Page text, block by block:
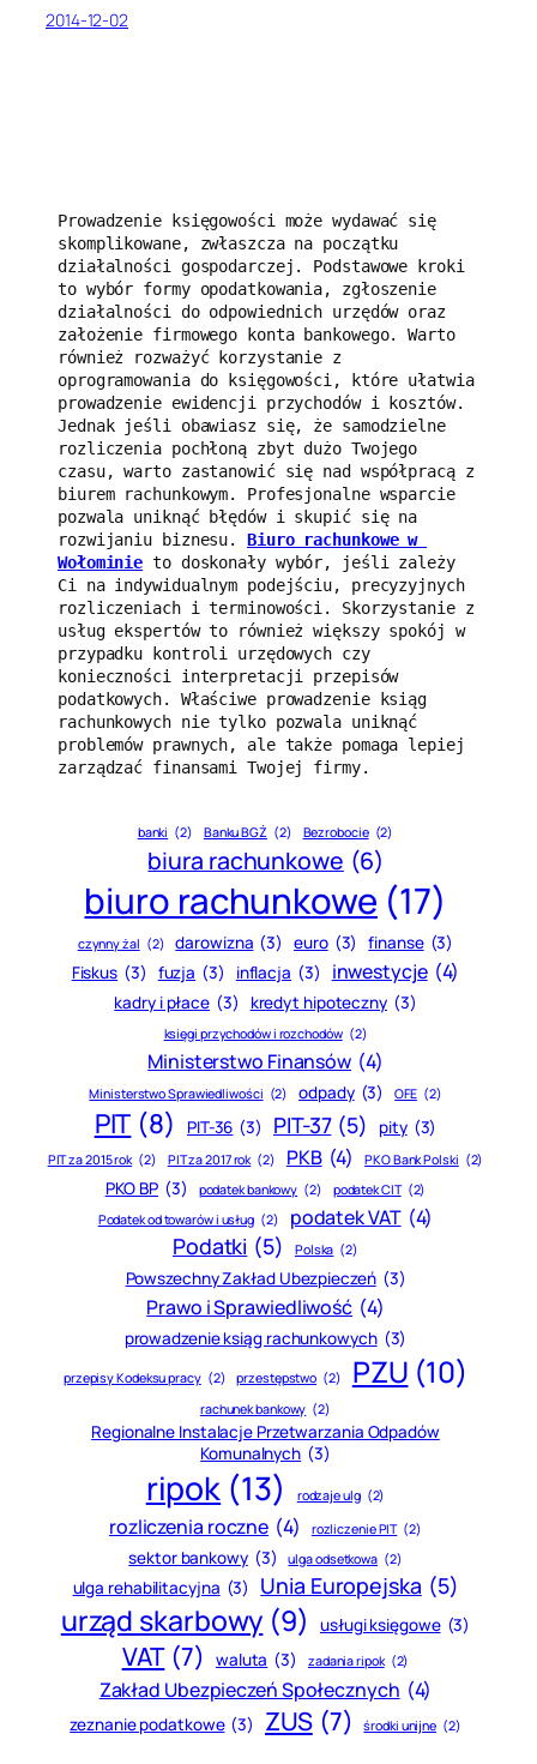
2014-12-02
Prowadzenie księgowości może wydawać się
skomplikowane, zwłaszcza na początku
działalności gospodarczej. Podstawowe kroki
to wybór formy opodatkowania, zgłoszenie
działalności do odpowiednich urzędów oraz
założenie firmowego konta bankowego. Warto
również rozważyć korzystanie z
oprogramowania do księgowości, które ułatwia
prowadzenie ewidencji przychodów i kosztów.
Jednak jeśli obawiasz się, że samodzielne
rozliczenia pochłoną zbyt dużo Twojego
czasu, warto zastanowić się nad współpracą z
biurem rachunkowym. Profesjonalne wsparcie
pozwala uniknąć błędów i skupić się na
rozwijaniu biznesu. Biuro rachunkowe w
Wołominie to doskonały wybór, jeśli zależy
Ci na indywidualnym podejściu, precyzyjnych
rozliczeniach i terminowości. Skorzystanie z
usług ekspertów to również większy spokój w
przypadku kontroli urzędowych czy
konieczności interpretacji przepisów
podatkowych. Właściwe prowadzenie ksiąg
rachunkowych nie tylko pozwala uniknąć
problemów prawnych, ale także pomaga lepiej
zarządzać finansami Twojej firmy.
banki (2) Banku BGŻ (2) Bezrobocie (2)
biura rachunkowe (6)
biuro rachunkowe (17)
czynny żal (2) darowizna (3) euro (3) finanse (3)
Fiskus (3) fuzja (3) inflacja (3) inwestycje (4)
kadry i płace (3) kredyt hipoteczny (3)
księgi przychodów i rozchodów (2)
Ministerstwo Finansów (4)
Ministerstwo Sprawiedliwości (2) odpady (3) OFE (2)
PIT (8) PIT-36 (3) PIT-37 (5) pity (3)
PIT za 2015 rok (2) PIT za 2017 rok (2) PKB (4) PKO Bank Polski (2)
PKO BP (3) podatek bankowy (2) podatek CIT (2)
Podatek od towarów i usług (2) podatek VAT (4)
Podatki (5) Polska (2)
Powszechny Zakład Ubezpieczeń (3)
Prawo i Sprawiedliwość (4)
prowadzenie ksiąg rachunkowych (3)
przepisy Kodeksu pracy (2) przestępstwo (2) PZU (10)
rachunek bankowy (2)
Regionalne Instalacje Przetwarzania Odpadów
Komunalnych (3)
ripok (13) rodzaje ulg (2)
rozliczenia roczne (4) rozliczenie PIT (2)
sektor bankowy (3) ulga odsetkowa (2)
ulga rehabilitacyjna (3) Unia Europejska (5)
urząd skarbowy (9) usługi księgowe (3)
VAT (7) waluta (3) zadania ripok (2)
Zakład Ubezpieczeń Społecznych (4)
zeznanie podatkowe (3) ZUS (7) środki unijne (2)